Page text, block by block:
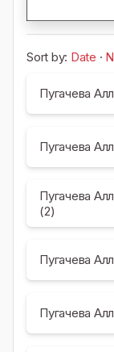
Sort by: Date ·
Пугачева
Пугачева
Пугачева
(2)
Пугачева
Пугачева